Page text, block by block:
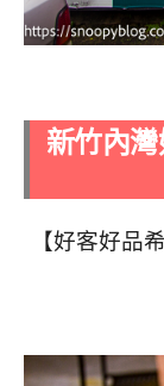
新竹內
【好客好品